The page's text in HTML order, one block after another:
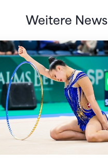
Weitere News
Halt: Weltmeisterschaft